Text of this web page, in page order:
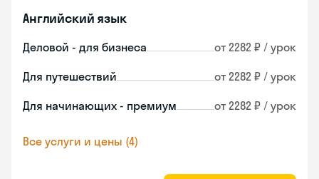
Английский язык
Деловой - для бизнеса от 2282 ₽ / урок
Для путешествий от 2282 ₽ / урок
Для начинающих - премиум от 2282 ₽ / урок
Все услуги и цены (4)